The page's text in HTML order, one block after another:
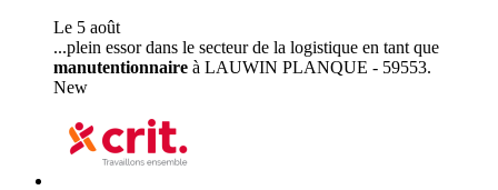
Le 5 août
...plein essor dans le secteur de la logistique en tant que
manutentionnaire à LAUWIN PLANQUE - 59553.
New